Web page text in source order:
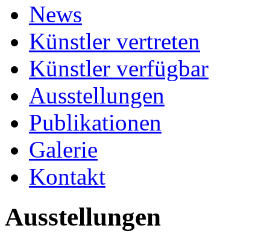
News
Künstler vertreten
Künstler verfügbar
Ausstellungen
Publikationen
Galerie
Kontakt
Ausstellungen